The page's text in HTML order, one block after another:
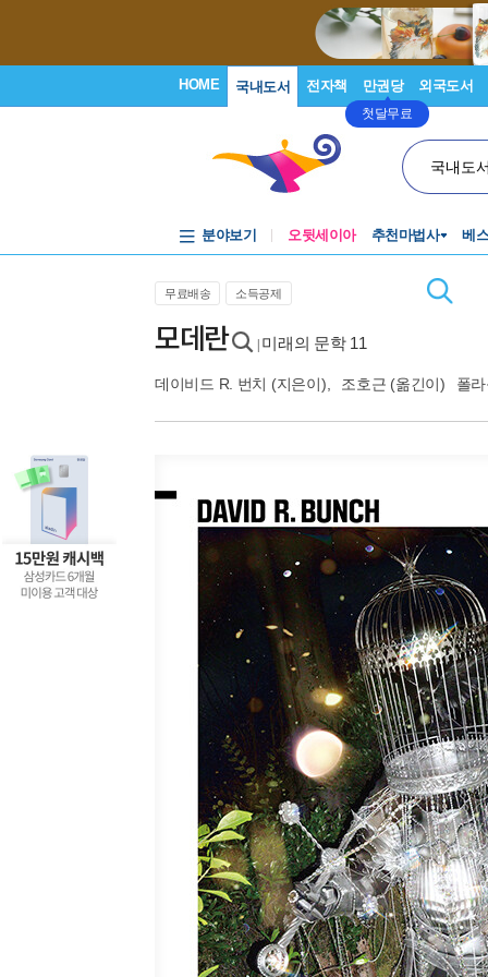
HOME 국내도서 전자책 만권당
첫달무료
외국도서
국내도
분야보기 오뒷세이아 추천마법사 베
무료배송 소득공제
모데란 미래의 문학 11
데이비드 R. 번치 (지은이), 조호근 (옮긴이) 폴